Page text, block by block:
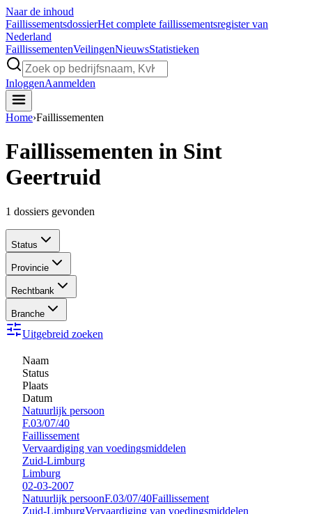
Naar de inhoud
FaillissementsdossierHet complete faillissementsregister van
Nederland
FaillissementenVeilingenNieuwsStatistieken
InloggenAanmelden
Home›Faillissementen
Faillissementen in Sint
Geertruid
1 dossiers gevonden
Status
Provincie
Rechtbank
Branche
Uitgebreid zoeken
Naam
Status
Plaats
Datum
Natuurlijk persoon
F.03/07/40
Faillissement
Vervaardiging van voedingsmiddelen
Zuid-Limburg
Limburg
02-03-2007
Natuurlijk persoonF.03/07/40Faillissement
Zuid-LimburgVervaardiging van voedingsmiddelen